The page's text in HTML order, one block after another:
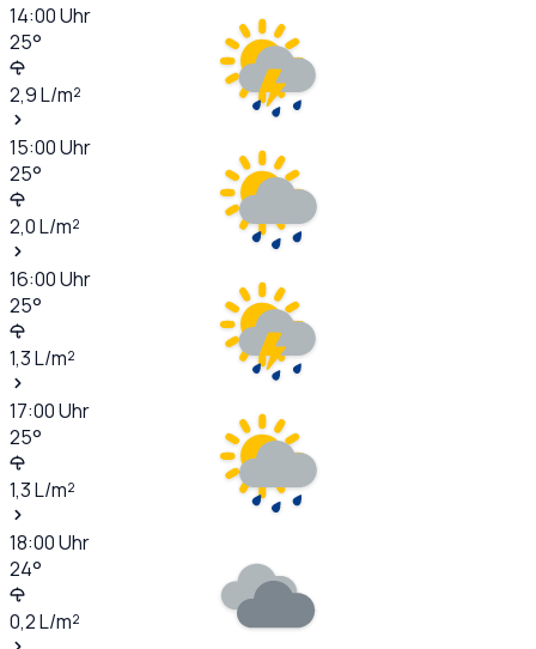
14:00Uhr
25°
2,9L/m²
15:00Uhr
25°
2,0L/m²
16:00Uhr
25°
1,3L/m²
17:00Uhr
25°
1,3L/m²
18:00Uhr
24°
0,2L/m²